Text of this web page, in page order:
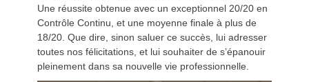
Une réussite obtenue avec un exceptionnel 20/20 en
Contrôle Continu, et une moyenne finale à plus de
18/20. Que dire, sinon saluer ce succès, lui adresser
toutes nos félicitations, et lui souhaiter de s’épanouir
pleinement dans sa nouvelle vie professionnelle.